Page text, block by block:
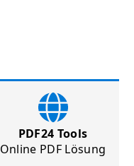
PDF24 Tools
Online PDF Lösung